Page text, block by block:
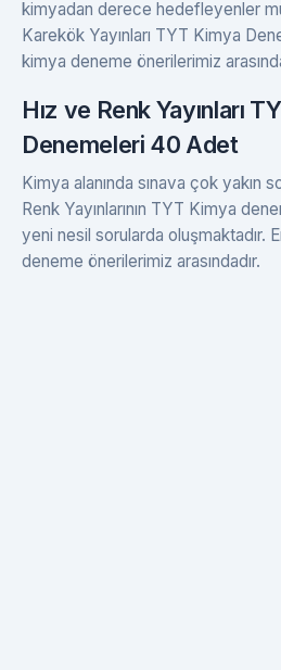
kimyadan derece hedefleyenler
Karekök Yayınları TYT Kimya
kimya deneme önerilerimiz
Hız ve Renk Yayınları
Denemeleri 40 Adet
Kimya alanında sınava çok yakın
Renk Yayınlarının TYT Kimya
yeni nesil sorularda oluşmaktadır.
deneme önerilerimiz arasındadır.